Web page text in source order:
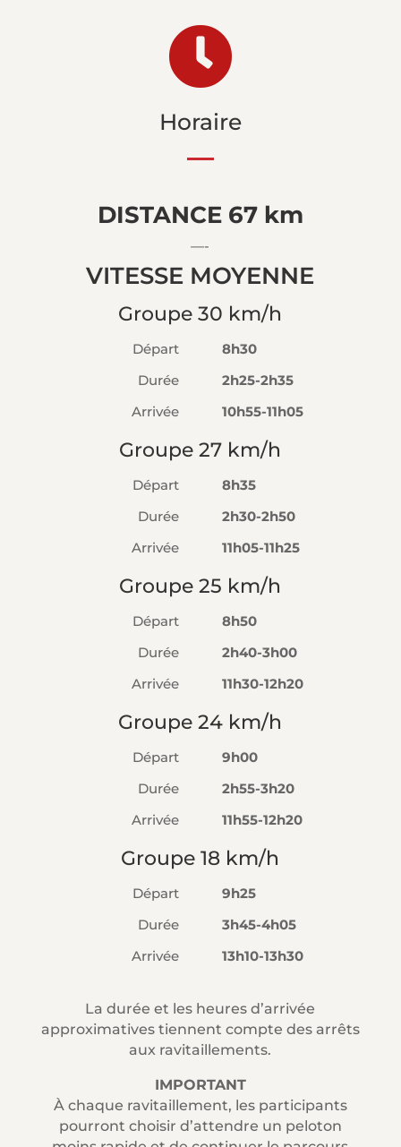

Horaire
DISTANCE 67 km
—-
VITESSE MOYENNE
Groupe 30 km/h
Départ
8h30
Durée
2h25-2h35
Arrivée
10h55-11h05
Groupe 27 km/h
Départ
8h35
Durée
2h30-2h50
Arrivée
11h05-11h25
Groupe 25 km/h
Départ
8h50
Durée
2h40-3h00
Arrivée
11h30-12h20
Groupe 24 km/h
Départ
9h00
Durée
2h55-3h20
Arrivée
11h55-12h20
Groupe 18 km/h
Départ
9h25
Durée
3h45-4h05
Arrivée
13h10-13h30
La durée et les heures d’arrivée
approximatives tiennent compte des arrêts
aux ravitaillements.
IMPORTANT
À chaque ravitaillement, les participants
pourront choisir d’attendre un peloton